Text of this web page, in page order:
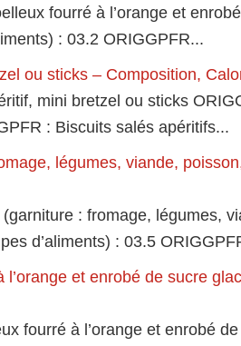
fourré à l’orange et
: 03.2 ORIGGPFR...
ou sticks – Composition,
mini bretzel ou sticks
: Biscuits salés apéritifs...
légumes, viande,
: fromage, légumes,
d’aliments) : 03.5
l’orange et enrobé de sucre
fourré à l’orange et enrobé